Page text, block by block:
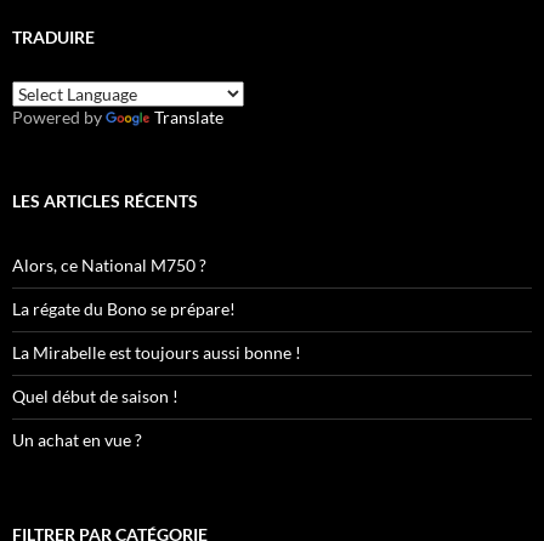
TRADUIRE
Powered by Translate
LES ARTICLES RÉCENTS
Alors, ce National M750 ?
La régate du Bono se prépare!
La Mirabelle est toujours aussi bonne !
Quel début de saison !
Un achat en vue ?
FILTRER PAR CATÉGORIE